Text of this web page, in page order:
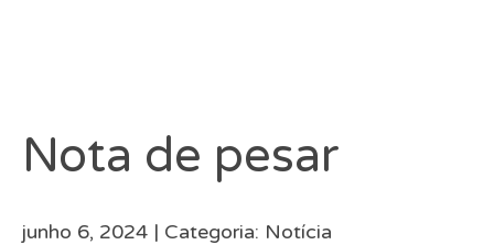
Nota de pesar
junho 6, 2024 | Categoria: Notícia